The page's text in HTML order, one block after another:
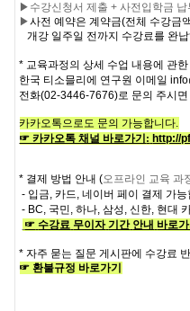
▶수강신청서 제출 + 사전입학금
▶사전 예약은 계약금(전체 수강금
개강 일주일 전까지 수강료를 완
* 교육과정의 상세 수업 내용에 관한
한국 티소믈리에 연구원 이메일
전화(02-3446-7676)로 문의 주시면
카카오톡으로도 문의 가능합니다.
☞ 카카오톡 채널 바로가기 : http://
* 결제 방법 안내 (오프라인 교육 과
- 입금, 카드, 네이버 페이 결제 가
- BC, 국민, 하나, 삼성, 신한, 현대
☞ 수강료 무이자 기간 안내 바로
* 자주 묻는 질문 게시판에 수강료
☞ 환불규정 바로가기